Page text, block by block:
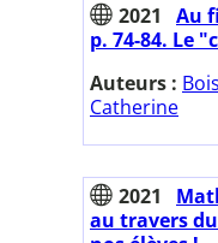
2021
Au
p. 74-84. Le
Auteurs :
Catherine
2021
au travers